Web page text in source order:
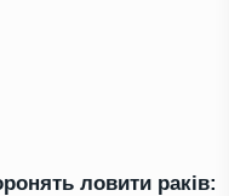
ловити раків: